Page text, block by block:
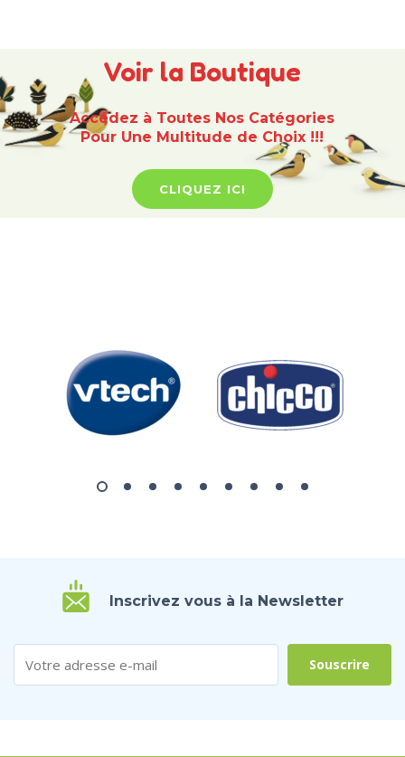
Voir la Boutique
Accédez à Toutes Nos Catégories
Pour Une Multitude de Choix !!!
CLIQUEZ ICI
Inscrivez vous à la Newsletter